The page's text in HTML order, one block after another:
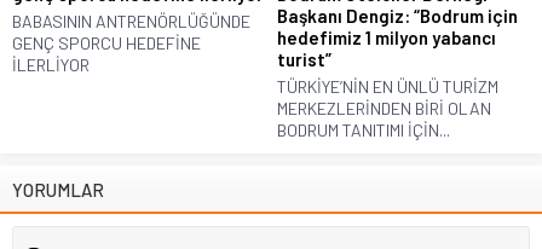
BABASININ ANTRENÖRLÜĞÜNDE
GENÇ SPORCU HEDEFİNE
İLERLİYOR
Başkanı Dengiz: “Bodrum için
hedefimiz 1 milyon yabancı
turist”
TÜRKİYE’NİN EN ÜNLÜ TURİZM
MERKEZLERİNDEN BİRİ OLAN
BODRUM TANITIMI İÇİN...
YORUMLAR